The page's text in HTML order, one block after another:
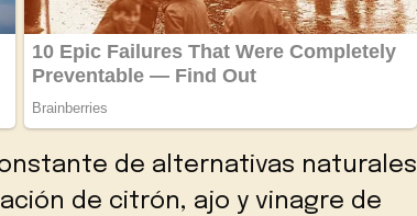
de alternativas naturales
de citrón, ajo y vinagre de